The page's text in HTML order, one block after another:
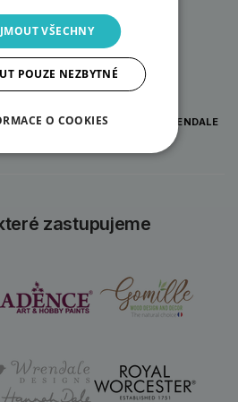
ORIGINÁLNÍ DÁRKY WRENDALE
zastupujeme
VŠECHNY
POUZE NEZBYTNÉ
O COOKIES